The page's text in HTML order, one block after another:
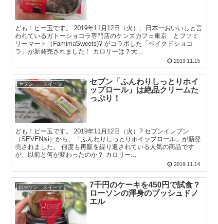
ども！ビー玉です。 2019年11月12日（火）、日本一おいいしと言
われているガトーショコラ専門店のケンズカフェ東京 とファミ
リーマート（FamimaSweets)? がコラボした「ベイクドショコ
ラ」が新発売されました！ カロリーは？大...
2019.11.15
セブン スイーツ
セブン「ふんわりしっとりホイ
ップロール」は絶品クリームた
っぷり！
ども！ビー玉です。 2019年11月12日（火）? セブンイレブン
（SEVEN&i）から、「ふんわりしっとりホイップロール」が新発
売されました。 何度も再販を繰り返されている人気の商品です
が、以前と何が変わったのか？ カロリー...
2019.11.14
ローソン スイーツ
7千円のケーキを450円で試食？
ローソンの渾身のブッシュドノ
エル